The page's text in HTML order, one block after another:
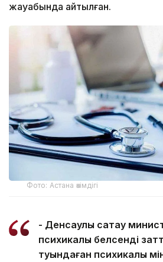
жауабында айтылған.
Фото: Астана әкімдігі
- Денсаулық сақтау
психикалық белсенді
туындаған психикалық